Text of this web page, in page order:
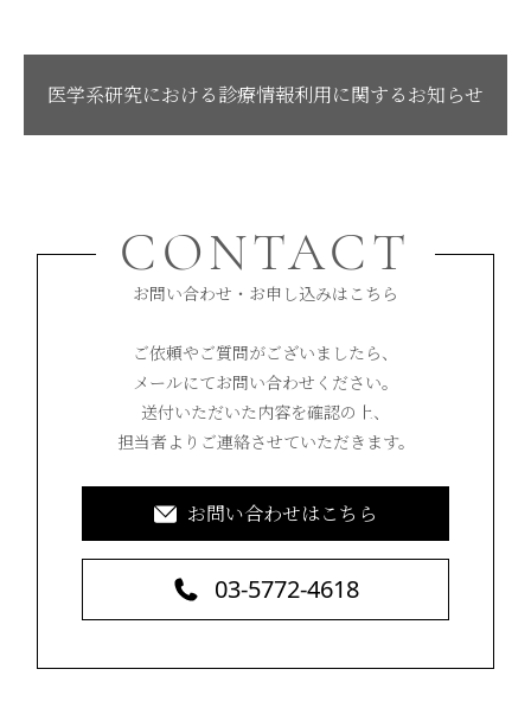
医学系研究における診療情報利用に関するお知らせ
CONTACT
お問い合わせ・お申し込みはこちら
ご依頼やご質問がございましたら、
メールにてお問い合わせください。
送付いただいた内容を確認の上、
担当者よりご連絡させていただきます。
お問い合わせはこちら
03-5772-4618